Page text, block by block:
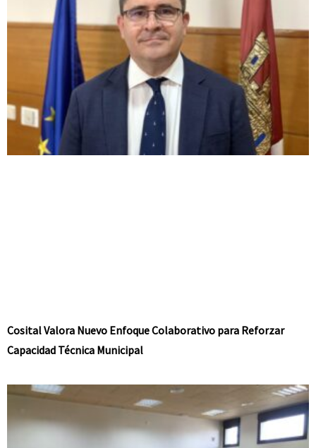
Cosital Valora Nuevo Enfoque Colaborativo para Reforzar
Capacidad Técnica Municipal